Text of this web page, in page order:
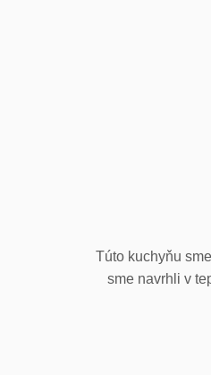
Túto kuchyňu
sme navrhli v